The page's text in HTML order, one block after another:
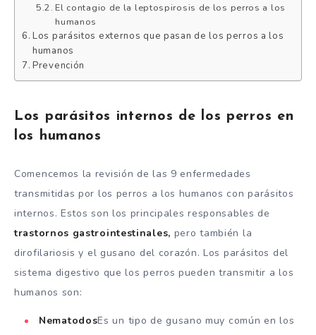
El contagio de la leptospirosis de los perros a los
humanos
Los parásitos externos que pasan de los perros a los
humanos
Prevención
Los parásitos internos de los perros en
los humanos
Comencemos la revisión de las 9 enfermedades
transmitidas por los perros a los humanos con parásitos
internos. Estos son los principales responsables de
trastornos gastrointestinales, pero también la
dirofilariosis y el gusano del corazón. Los parásitos del
sistema digestivo que los perros pueden transmitir a los
humanos son:
NematodosEs un tipo de gusano muy común en los